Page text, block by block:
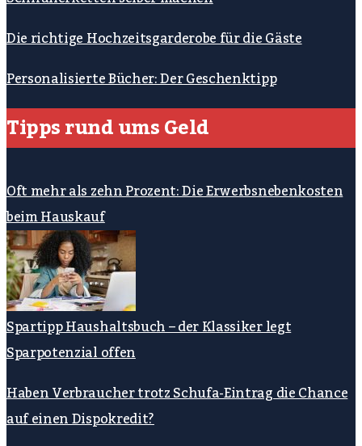
Die richtige Hochzeitsgarderobe für die Gäste
Personalisierte Bücher: Der Geschenktipp
Tipps rund ums Geld
Oft mehr als zehn Prozent: Die Erwerbsnebenkosten
beim Hauskauf
Spartipp Haushaltsbuch – der Klassiker legt
Sparpotenzial offen
Haben Verbraucher trotz Schufa-Eintrag die Chance
auf einen Dispokredit?